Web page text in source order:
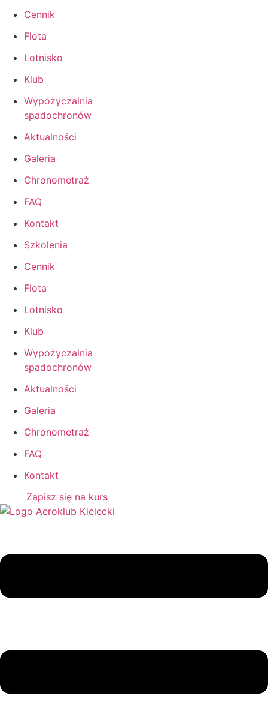
Cennik
Flota
Lotnisko
Klub
Wypożyczalnia
spadochronów
Aktualności
Galeria
Chronometraż
FAQ
Kontakt
Szkolenia
Cennik
Flota
Lotnisko
Klub
Wypożyczalnia
spadochronów
Aktualności
Galeria
Chronometraż
FAQ
Kontakt
Zapisz się na kurs